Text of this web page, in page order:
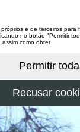
e de terceiros para
no botão "Permitir
assim como obter